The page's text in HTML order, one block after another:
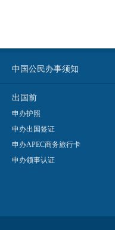
中国公民办事须知
出国前
申办护照
申办出国签证
申办APEC商务旅行卡
申办领事认证